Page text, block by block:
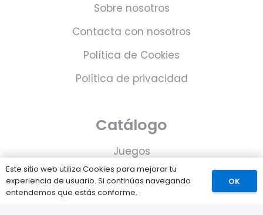
Sobre nosotros
Contacta con nosotros
Política de Cookies
Política de privacidad
Catálogo
Juegos
Consolas
Accesorios para tu PS5
Este sitio web utiliza Cookies para mejorar tu
experiencia de usuario. Si continúas navegando
entendemos que estás conforme.
OK